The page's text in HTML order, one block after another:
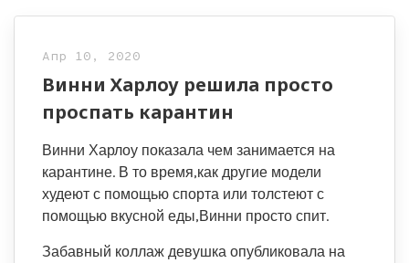
Апр 10, 2020
Винни Харлоу решила просто
проспать карантин
Винни Харлоу показала чем занимается на
карантине. В то время,как другие модели
худеют с помощью спорта или толстеют с
помощью вкусной еды,Винни просто спит.
Забавный коллаж девушка опубликовала на